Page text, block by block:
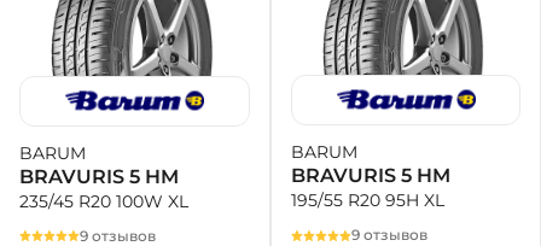
+38 (098) 911-911-4
- на Калиновой
+38 (077) 7-184-184
- Донецкое шоссе
+38 (050)-911-911-2
- Щепкина
+38 (099)-643-33-77
- Тополь
BARUM
BRAVURIS 5 HM
235/45 R20 100W XL
9 отзывов
BARUM
BRAVURIS 5 HM
195/55 R20 95H XL
9 отзывов